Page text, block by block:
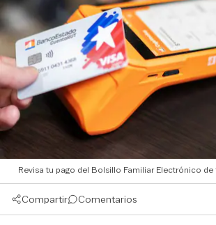
Revisa tu pago del Bolsillo Familiar Electrónico
Compartir Comentarios